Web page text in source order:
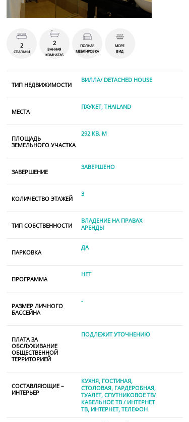
2
СПАЛЬНИ
2
ВАННАЯ
КОМНАТАS
ПОЛНАЯ
МЕБЛИРОВКА
МОРЕ
ВИД
ТИП НЕДВИЖИМОСТИ
ВИЛЛА/ DETACHED HOUSE
МЕСТА
ПХУКЕТ, THAILAND
ПЛОЩАДЬ
ЗЕМЕЛЬНОГО УЧАСТКА
292 КВ. М
ЗАВЕРШЕНИЕ
ЗАВЕРШЕНО
КОЛИЧЕСТВО ЭТАЖЕЙ
3
ТИП СОБСТВЕННОСТИ
ВЛАДЕНИЕ НА ПРАВАХ
АРЕНДЫ
ПАРКОВКА
ДА
ПРОГРАММА
НЕТ
РАЗМЕР ЛИЧНОГО
БАССЕЙНА
-
ПЛАТА ЗА
ОБСЛУЖИВАНИЕ
ОБЩЕСТВЕННОЙ
ТЕРРИТОРИЕЙ
ПОДЛЕЖИТ УТОЧНЕНИЮ
СОСТАВЛЯЮЩИЕ –
ИНТЕРЬЕР
КУХНЯ ГОСТИНАЯ
СТОЛОВАЯ ГАРДЕРОБНАЯ
ТУАЛЕТ СПУТНИКОВОЕ ТВ/
КАБЕЛЬНОЕ ТВ / ИНТЕРНЕТ
TВ ИНТЕРНЕТ ТЕЛЕФОН